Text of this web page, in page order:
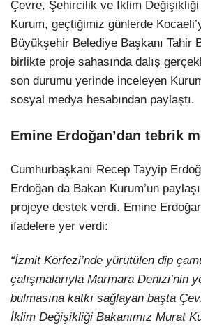
Çevre, Şehircilik ve İklim Değişikliği
Kurum, geçtiğimiz günlerde
Büyükşehir Belediye Başkanı Tahir
birlikte proje sahasında dalış
son durumu yerinde inceleyen
sosyal medya hesabından paylaştı.
Emine Erdoğan’dan tebrik
Cumhurbaşkanı Recep Tayyip
Erdoğan da Bakan Kurum’un
projeye destek verdi. Emine
ifadelere yer verdi:
“İzmit Körfezi’nde yürütülen dip
çalışmalarıyla Marmara Denizi’nin
bulmasına katkı sağlayan başta
İklim Değişikliği Bakanımız Murat